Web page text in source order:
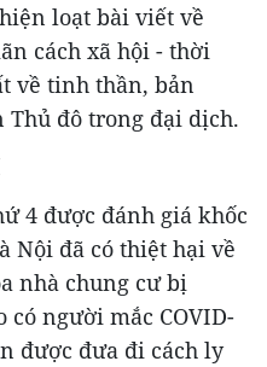
loạt bài viết về
cách xã hội - thời
về tinh thần, bản
đô trong đại dịch.
4 được đánh giá khốc
Nội đã có thiệt hại về
nhà chung cư bị
có người mắc COVID-
được đưa đi cách ly